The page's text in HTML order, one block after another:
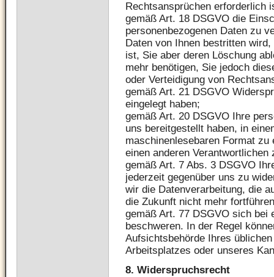
Rechtsansprüchen erforderlich
gemäß Art. 18 DSGVO die
personenbezogenen Daten zu
Daten von Ihnen bestritten
ist, Sie aber deren Löschung
mehr benötigen, Sie jedoch
oder Verteidigung von
gemäß Art. 21 DSGVO
eingelegt haben;
gemäß Art. 20 DSGVO Ihre
uns bereitgestellt haben, in
maschinenlesebaren Format
einen anderen Verantwortlichen
gemäß Art. 7 Abs. 3 DSGVO
jederzeit gegenüber uns zu
wir die Datenverarbeitung, die
die Zukunft nicht mehr
gemäß Art. 77 DSGVO sich bei
beschweren. In der Regel
Aufsichtsbehörde Ihres
Arbeitsplatzes oder unseres
8. Widerspruchsrecht